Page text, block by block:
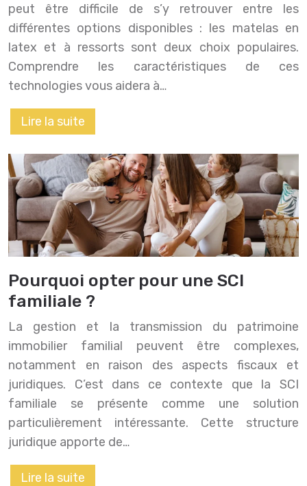
peut être difficile de s’y retrouver entre les
différentes options disponibles : les matelas en
latex et à ressorts sont deux choix populaires.
Comprendre les caractéristiques de ces
technologies vous aidera à…
Lire la suite
Pourquoi opter pour une SCI
familiale ?
La gestion et la transmission du patrimoine
immobilier familial peuvent être complexes,
notamment en raison des aspects fiscaux et
juridiques. C’est dans ce contexte que la SCI
familiale se présente comme une solution
particulièrement intéressante. Cette structure
juridique apporte de…
Lire la suite